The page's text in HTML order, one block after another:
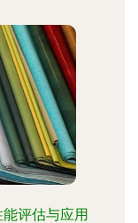
评估与应用